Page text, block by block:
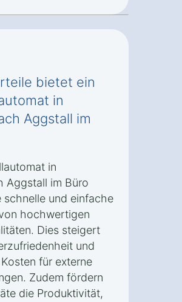
bietet ein
in
Aggstall im
in
Aggstall im Büro
schnelle und einfache
hochwertigen
Dies steigert
und
für externe
Zudem fördern
die Produktivität,